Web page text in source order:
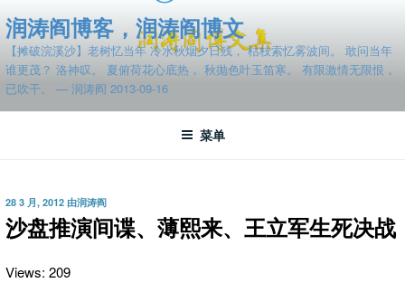
至
容
润涛阎博客，润涛阎博文
【摊破浣溪沙】老树忆当年 冷水秋烟夕日残， 枯枝索忆雾波间。 敢问当年
谁更茂？ 洛神叹。 夏俯荷花心底热， 秋抛色叶玉笛寒。 有限激情无限恨，
已吹干。 — 润涛阎 2013-09-16
菜单
发
布
于
28 3 月, 2012 由润涛阎
沙盘推演间谍、薄熙来、王立军生死决战
Views: 209